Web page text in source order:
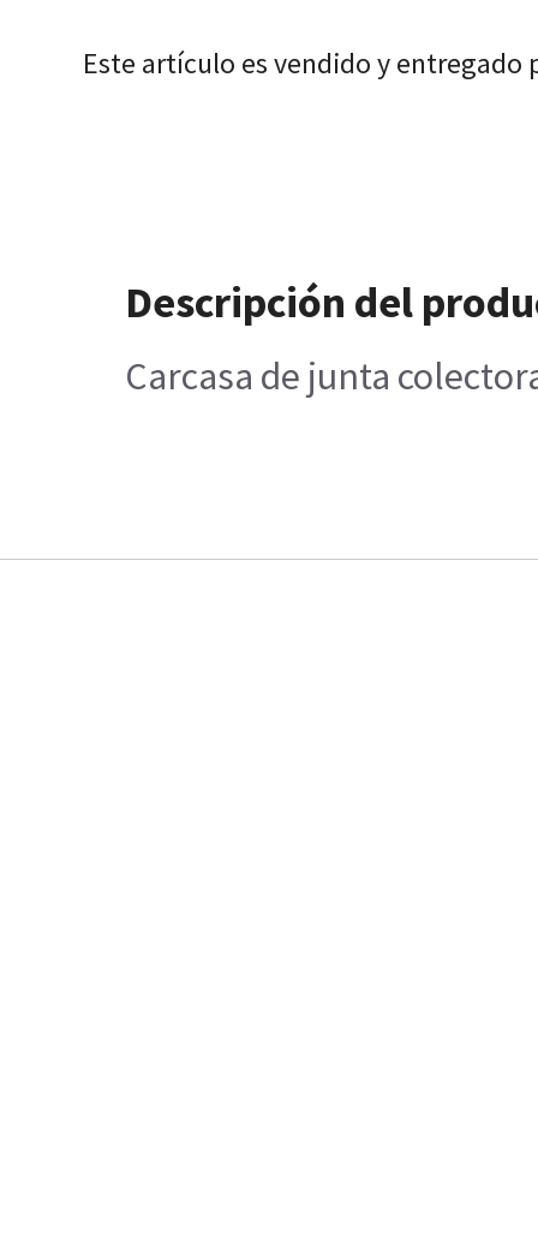
Este artículo es vendido y entregado
Descripción del
Carcasa de junta